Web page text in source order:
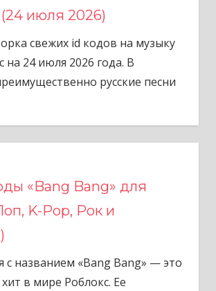
июля 2026)
свежих id кодов на музыку
на 24 июля 2026 года. В
русские песни
«Bang Bang» для
K-Pop, Рок и
с названием «Bang Bang» — это
в мире Роблокс. Ее